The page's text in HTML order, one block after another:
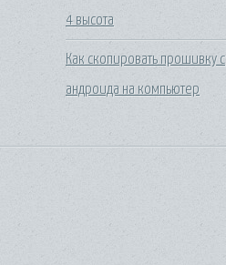
4 высота
Как скопировать прошивку с
андроида на компьютер